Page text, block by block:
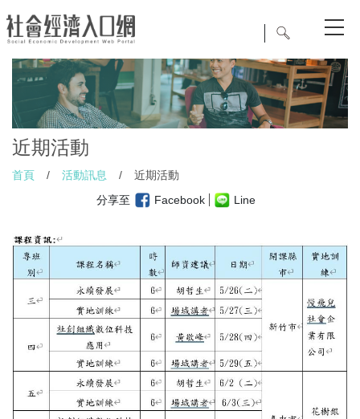
近期活動
首頁 / 活動訊息 /
近期活動
分享至
Facebook Line